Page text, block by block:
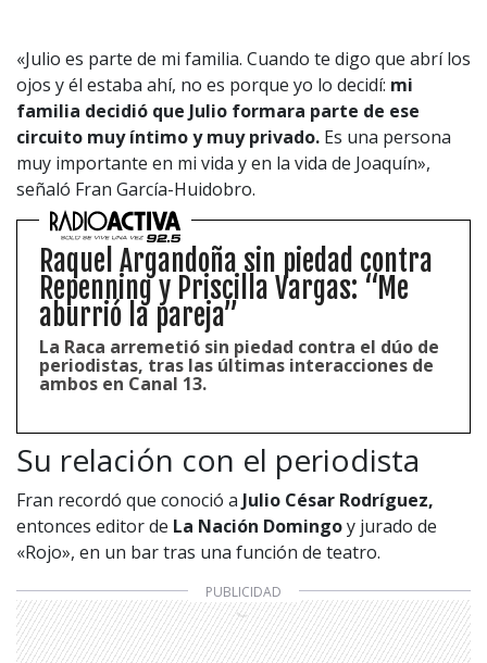
«Julio es parte de mi familia. Cuando te digo que abrí los
ojos y él estaba ahí, no es porque yo lo decidí: mi
familia decidió que Julio formara parte de ese
circuito muy íntimo y muy privado. Es una persona
muy importante en mi vida y en la vida de Joaquín»,
señaló Fran García-Huidobro.
Raquel Argandoña sin piedad contra
Repenning y Priscilla Vargas: “Me
aburrió la pareja”
La Raca arremetió sin piedad contra el dúo de
periodistas, tras las últimas interacciones de
ambos en Canal 13.
Su relación con el periodista
Fran recordó que conoció a Julio César Rodríguez,
entonces editor de La Nación Domingoy jurado de
«Rojo», en un bar tras una función de teatro.